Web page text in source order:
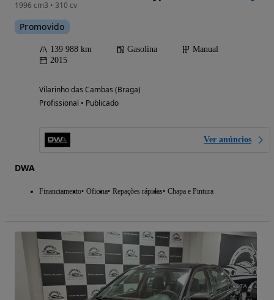
1996 cm3 • 310 cv
Promovido
139 988 km Gasolina
Manual
2015
Vilarinho das Cambas (Braga)
Profissional • Publicado
Ver anúncios
DWA
Financiamento Oficina Repações rápidas Chapa e Pintura